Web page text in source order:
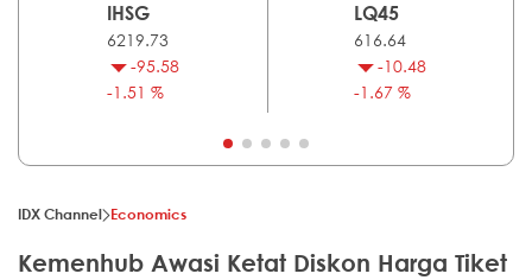
IHSG
6219.73
-95.58
-1.51 %
LQ45
616.64
-10.48
-1.67 %
IDX Channel Economics
Kemenhub Awasi Ketat Diskon Harga Tiket